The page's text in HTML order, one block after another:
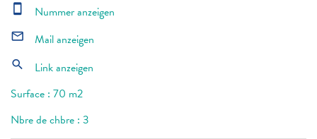
smartphone Nummer anzeigen
mail_outline Mail anzeigen
search
Link anzeigen
Surface : 70 m2
Nbre de chbre : 3